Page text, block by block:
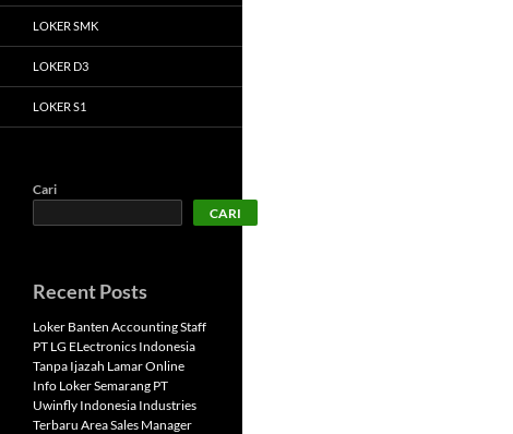
LOKER SMK
LOKER D3
LOKER S1
Cari
CARI
Recent Posts
Loker Banten Accounting Staff
PT LG ELectronics Indonesia
Tanpa Ijazah Lamar Online
Info Loker Semarang PT
Uwinfly Indonesia Industries
Terbaru Area Sales Manager